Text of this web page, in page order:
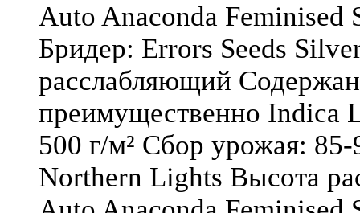
Auto Anaconda Feminised
Бридер: Errors Seeds
расслабляющий
преимущественно Indica
500 г/м² Сбор урожая:
Northern Lights Высота